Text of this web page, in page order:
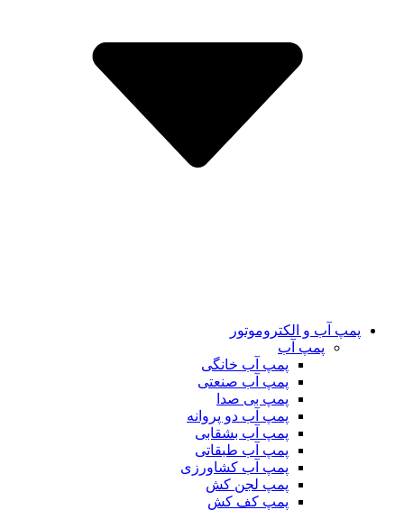
پمپ آب و الکتروموتور
پمپ آب
پمپ آب خانگی
پمپ آب صنعتی
پمپ بی صدا
پمپ آب دو پروانه
پمپ آب بشقابی
پمپ آب طبقاتی
پمپ آب کشاورزی
پمپ لجن کش
پمپ کف کش